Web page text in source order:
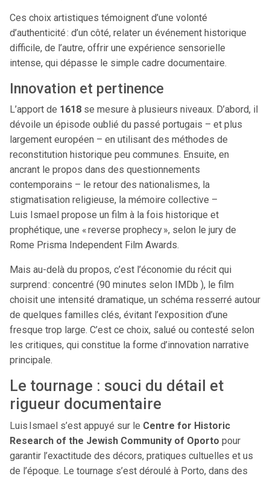
Ces choix artistiques témoignent d’une volonté
d’authenticité : d’un côté, relater un événement historique
difficile, de l’autre, offrir une expérience sensorielle
intense, qui dépasse le simple cadre documentaire.
Innovation et pertinence
L’apport de 1618 se mesure à plusieurs niveaux. D’abord, il
dévoile un épisode oublié du passé portugais – et plus
largement européen – en utilisant des méthodes de
reconstitution historique peu communes. Ensuite, en
ancrant le propos dans des questionnements
contemporains – le retour des nationalismes, la
stigmatisation religieuse, la mémoire collective –
Luis Ismael propose un film à la fois historique et
prophétique, une « reverse prophecy », selon le jury de
Rome Prisma Independent Film Awards.
Mais au-delà du propos, c’est l’économie du récit qui
surprend : concentré (90 minutes selon IMDb ), le film
choisit une intensité dramatique, un schéma resserré autour
de quelques familles clés, évitant l’exposition d’une
fresque trop large. C’est ce choix, salué ou contesté selon
les critiques, qui constitue la forme d’innovation narrative
principale.
Le tournage : souci du détail et
rigueur documentaire
Luis Ismael s’est appuyé sur le Centre for Historic
Research of the Jewish Community of Oporto pour
garantir l’exactitude des décors, pratiques cultuelles et us
de l’époque. Le tournage s’est déroulé à Porto, dans des